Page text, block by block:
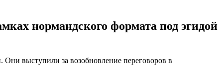
нормандского формата под эгидой
выступили за возобновление переговоров в